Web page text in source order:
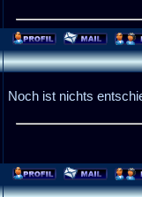
Noch ist nichts